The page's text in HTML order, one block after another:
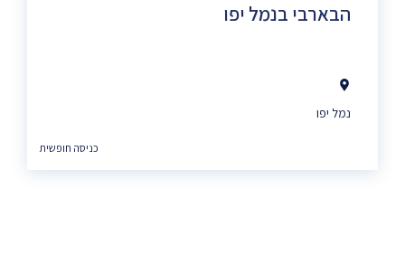
הבארבי בנמל יפו
נמל יפו
כניסה חופשית